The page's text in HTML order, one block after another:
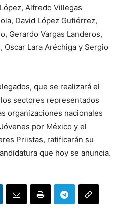
Alfredo Villegas
David López Gutiérrez,
Gerardo Vargas Landeros,
Lara Aréchiga y Sergio
que se realizará el
sectores representados
organizaciones nacionales
por México y el
Priistas, ratificarán su
que hoy se anuncia.